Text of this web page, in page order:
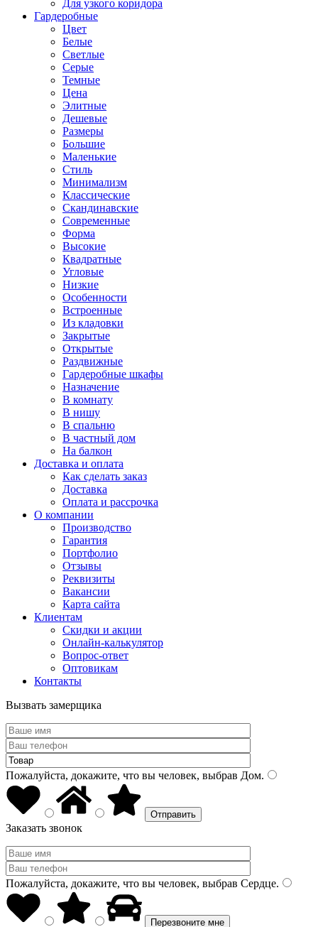
Для узкого коридора
Гардеробные
Цвет
Белые
Светлые
Серые
Темные
Цена
Элитные
Дешевые
Размеры
Большие
Маленькие
Стиль
Минимализм
Классические
Скандинавские
Современные
Форма
Высокие
Квадратные
Угловые
Низкие
Особенности
Встроенные
Из кладовки
Закрытые
Открытые
Раздвижные
Гардеробные шкафы
Назначение
В комнату
В нишу
В спальню
В частный дом
На балкон
Доставка и оплата
Как сделать заказ
Доставка
Оплата и рассрочка
О компании
Производство
Гарантия
Портфолио
Отзывы
Реквизиты
Вакансии
Карта сайта
Клиентам
Скидки и акции
Онлайн-калькулятор
Вопрос-ответ
Оптовикам
Контакты
Вызвать замерщика
Пожалуйста, докажите, что вы человек, выбрав Дом.
Заказать звонок
Пожалуйста, докажите, что вы человек, выбрав Сердце.